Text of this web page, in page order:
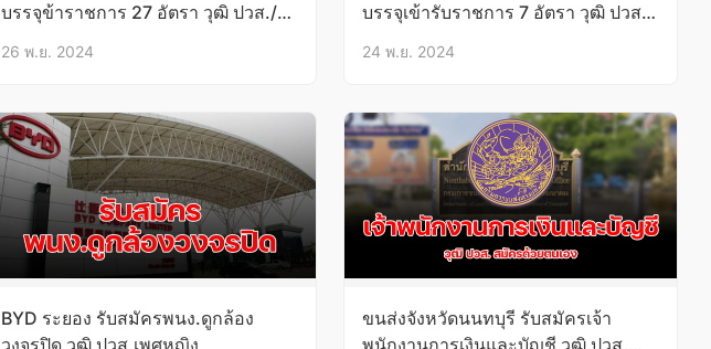
บรรจุข้าราชการ 27 อัตรา วุฒิ ปวส./
26 พ.ย. 2024
บรรจุเข้ารับราชการ 7 อัตรา วุฒิ ปวส./
24 พ.ย. 2024
BYD ระยอง รับสมัครพนง.ดูกล้อง
วงจรปิด วุฒิ ปวส.เพศหญิง
ขนส่งจังหวัดนนทบุรี รับสมัครเจ้า
พนักงานการเงินและบัญชี วุฒิ ปวส.